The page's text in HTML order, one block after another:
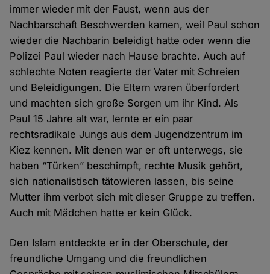
immer wieder mit der Faust, wenn aus der
Nachbarschaft Beschwerden kamen, weil Paul schon
wieder die Nachbarin beleidigt hatte oder wenn die
Polizei Paul wieder nach Hause brachte. Auch auf
schlechte Noten reagierte der Vater mit Schreien
und Beleidigungen. Die Eltern waren überfordert
und machten sich große Sorgen um ihr Kind. Als
Paul 15 Jahre alt war, lernte er ein paar
rechtsradikale Jungs aus dem Jugendzentrum im
Kiez kennen. Mit denen war er oft unterwegs, sie
haben “Türken” beschimpft, rechte Musik gehört,
sich nationalistisch tätowieren lassen, bis seine
Mutter ihm verbot sich mit dieser Gruppe zu treffen.
Auch mit Mädchen hatte er kein Glück.
Den Islam entdeckte er in der Oberschule, der
freundliche Umgang und die freundlichen